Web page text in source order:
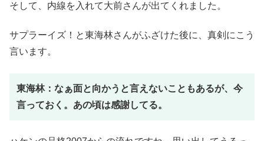
そして、内線を入れて大前さんが出てくれました。
サプラーイズ！と東海林さんがふざけた後に、真剣にこう
言います。
東海林：なぁ面と向かうと言えないこともあるが、今
言っておく。あの頃は感謝してる。